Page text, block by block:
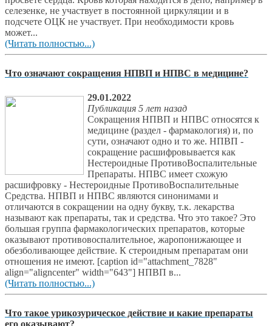
селезенке, не участвует в постоянной циркуляции и в
подсчете ОЦК не участвует. При необходимости кровь
может...
(Читать полностью...)
Что означают сокращения НПВП и НПВС в медицине?
29.01.2022
Публикация 5 лет назад
Сокращения НПВП и НПВС относятся к
медицине (раздел - фармакология) и, по
сути, означают одно и то же. НПВП -
сокращение расшифровывается как
Нестероидные ПротивоВоспалительные
Препараты. НПВС имеет схожую
расшифровку - Нестероидные ПротивоВоспалительные
Средства. НПВП и НПВС являются синонимами и
отличаются в сокращении на одну букву, т.к. лекарства
называют как препараты, так и средства. Что это такое? Это
большая группа фармакологических препаратов, которые
оказывают противовоспалительное, жаропонижающее и
обезболивающее действие. К стероидным препаратам они
отношения не имеют. [caption id="attachment_7828"
align="aligncenter" width="643"] НПВП в...
(Читать полностью...)
Что такое урикозурическое действие и какие препараты
его оказывают?